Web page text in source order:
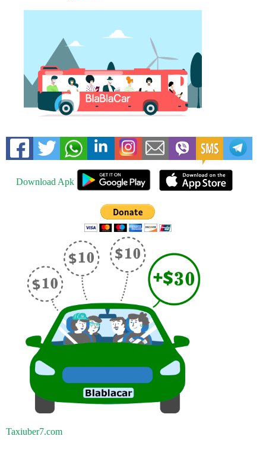
Download Apk
Taxiuber7.com